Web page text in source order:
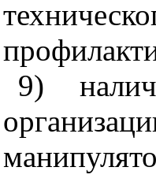
9)